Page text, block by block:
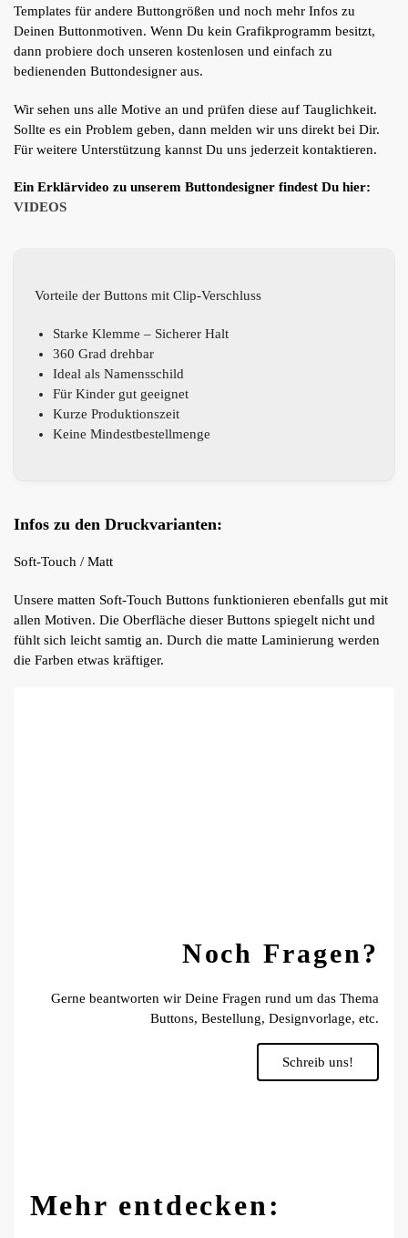
Templates für andere Buttongrößen und noch mehr Infos zu
Deinen Buttonmotiven. Wenn Du kein Grafikprogramm besitzt,
dann probiere doch unseren kostenlosen und einfach zu
bedienenden Buttondesigner aus.
Wir sehen uns alle Motive an und prüfen diese auf Tauglichkeit.
Sollte es ein Problem geben, dann melden wir uns direkt bei Dir.
Für weitere Unterstützung kannst Du uns jederzeit kontaktieren.
Ein Erklärvideo zu unserem Buttondesigner findest Du hier:
VIDEOS
Vorteile der Buttons mit Clip-Verschluss
Starke Klemme – Sicherer Halt
360 Grad drehbar
Ideal als Namensschild
Für Kinder gut geeignet
Kurze Produktionszeit
Keine Mindestbestellmenge
Infos zu den Druckvarianten:
Soft-Touch / Matt
Unsere matten Soft-Touch Buttons funktionieren ebenfalls gut mit
allen Motiven. Die Oberfläche dieser Buttons spiegelt nicht und
fühlt sich leicht samtig an. Durch die matte Laminierung werden
die Farben etwas kräftiger.
Noch Fragen?
Gerne beantworten wir Deine Fragen rund um das Thema
Buttons, Bestellung, Designvorlage, etc.
Schreib uns!
Mehr entdecken: